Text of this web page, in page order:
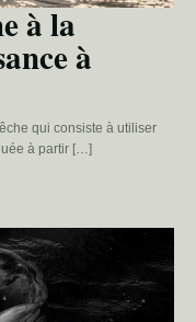
à la
à
qui consiste à utiliser
à partir […]